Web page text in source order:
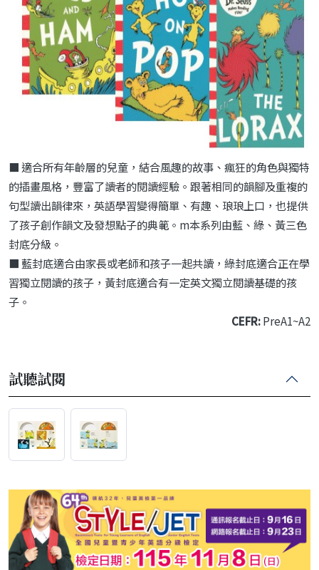
■ 適合所有年齡層的兒童，結合風趣的故事、瘋狂的角色與獨特
的插畫風格，豐富了讀者的閱讀經驗。跟著相同的韻腳及重複的
句型讀出韻律來，英語學習變得簡單、有趣、琅琅上口，也提供
了孩子創作韻文及發想點子的典範。 m本系列由藍、綠、黃三色
封底分級。
■ 藍封底適合由家長或老師和孩子一起共讀，綠封底適合正在學
習獨立閱讀的孩子，黃封底適合有一定英文獨立閱讀基礎的孩
子。
CEFR:PreA1~A2
試聽試閱